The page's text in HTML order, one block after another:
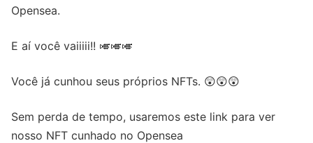
Opensea.
E aí você vaiiiii!! 🎺🎺🎺
Você já cunhou seus próprios NFTs. 😲😲😲
Sem perda de tempo, usaremos este link para ver
nosso NFT cunhado no Opensea